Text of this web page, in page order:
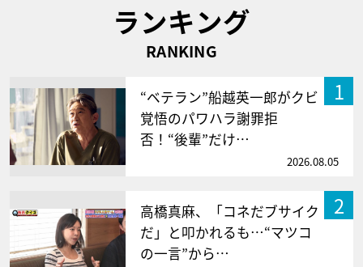
ランキング
RANKING
1
“ベテラン”船越英一郎がクビ
覚悟のパワハラ謝罪拒
否！“後輩”だけ…
2026.08.05
2
高橋真麻、「コネだブサイク
だ」と叩かれるも…“マツコ
の一言”から…